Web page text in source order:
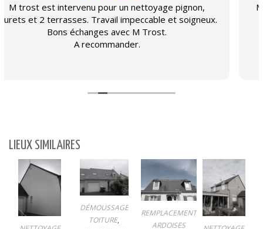
Merci à Monsieur Trost pour son intervention rapide
et efficace sur notre terrasse particulièrement
encrassée; le nettoyage a été effectué dans les
meilleures conditions de soin et de respect de la
très satisfaits. Professionnel à conseiller!
LIEUX SIMILAIRES
DÉMOUSSAGE
TOITURE,
REMPLACEMENT
ARDOISES